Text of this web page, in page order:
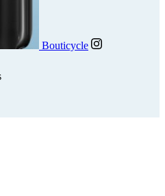
Bouticycle